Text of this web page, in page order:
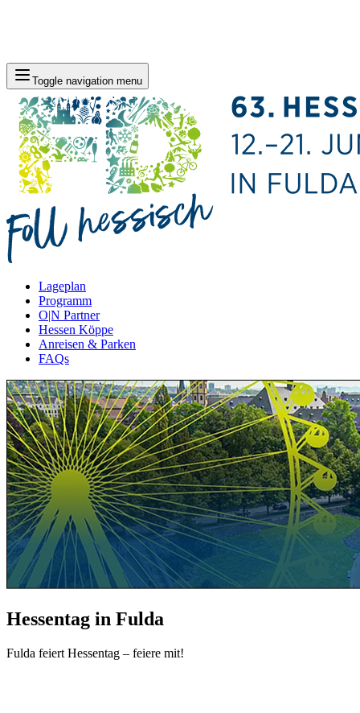
Toggle navigation menu
Lageplan
Programm
O|N Partner
Hessen Köppe
Anreisen & Parken
FAQs
Hessentag in Fulda
Fulda feiert Hessentag – feiere mit!